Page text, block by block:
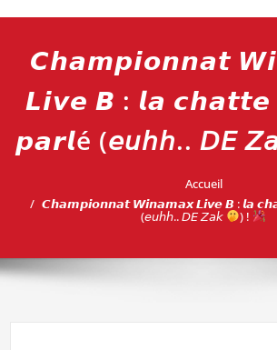
𝘾𝙝𝙖𝙢𝙥𝙞𝙤𝙣𝙣𝙖𝙩
𝙇𝙞𝙫𝙚 𝘽 : 𝙡𝙖
𝙥𝙖𝙧𝙡é (𝘦𝘶𝘩𝘩.. 𝘋𝘌
Accueil
𝘾𝙝𝙖𝙢𝙥𝙞𝙤𝙣𝙣𝙖𝙩 𝙒𝙞𝙣𝙖𝙢𝙖𝙭 𝙇𝙞𝙫𝙚 𝘽 : 𝙡𝙖
(𝘦𝘶𝘩𝘩.. 𝘋𝘌 𝘡𝘢𝘬 ) !